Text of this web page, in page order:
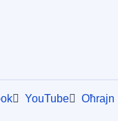
YouTube Oħrajn